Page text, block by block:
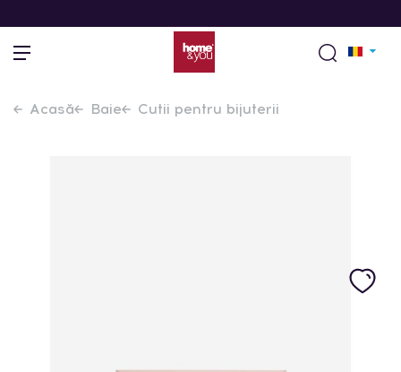
Acasă Baie Cutii pentru bijuterii